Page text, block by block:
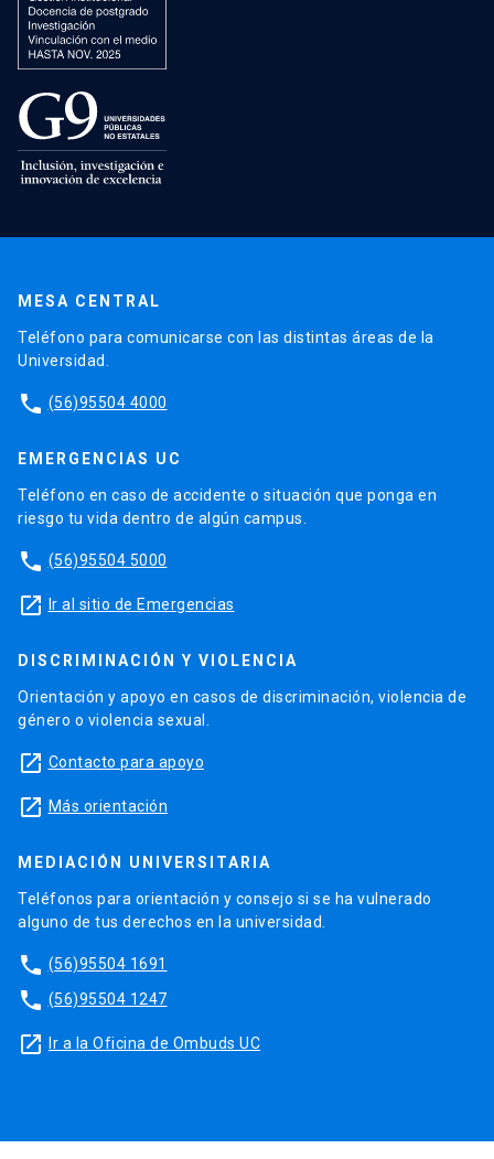
MESA CENTRAL
Teléfono para comunicarse con las distintas áreas de la
Universidad.
phone (56)95504 4000
EMERGENCIAS UC
Teléfono en caso de accidente o situación que ponga en
riesgo tu vida dentro de algún campus.
phone (56)95504 5000
launch Ir al sitio de Emergencias
DISCRIMINACIÓN Y VIOLENCIA
Orientación y apoyo en casos de discriminación, violencia de
género o violencia sexual.
launch Contacto para apoyo
launch Más orientación
MEDIACIÓN UNIVERSITARIA
Teléfonos para orientación y consejo si se ha vulnerado
alguno de tus derechos en la universidad.
phone (56)95504 1691
phone (56)95504 1247
launch Ir a la Oficina de Ombuds UC